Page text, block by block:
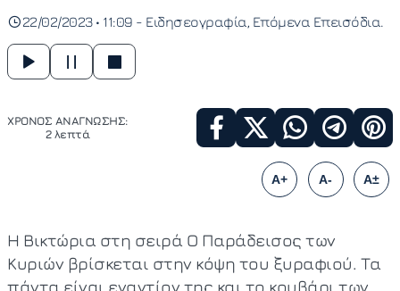
22/02/2023 • 11:09 - Ειδησεογραφία Επόμενα Επεισόδια
ΧΡΟΝΟΣ ΑΝΑΓΝΩΣΗΣ:
2 λεπτά
A+ A- A±
Η Βικτώρια στη σειρά Ο Παράδεισος των
Κυριών βρίσκεται στην κόψη του ξυραφιού. Τα
πάντα είναι εναντίον της και το κουβάρι των